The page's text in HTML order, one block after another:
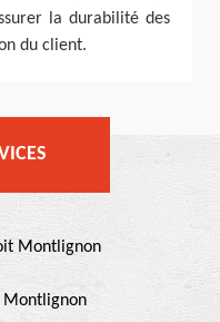
la durabilité des
du client.
Montlignon
Montlignon